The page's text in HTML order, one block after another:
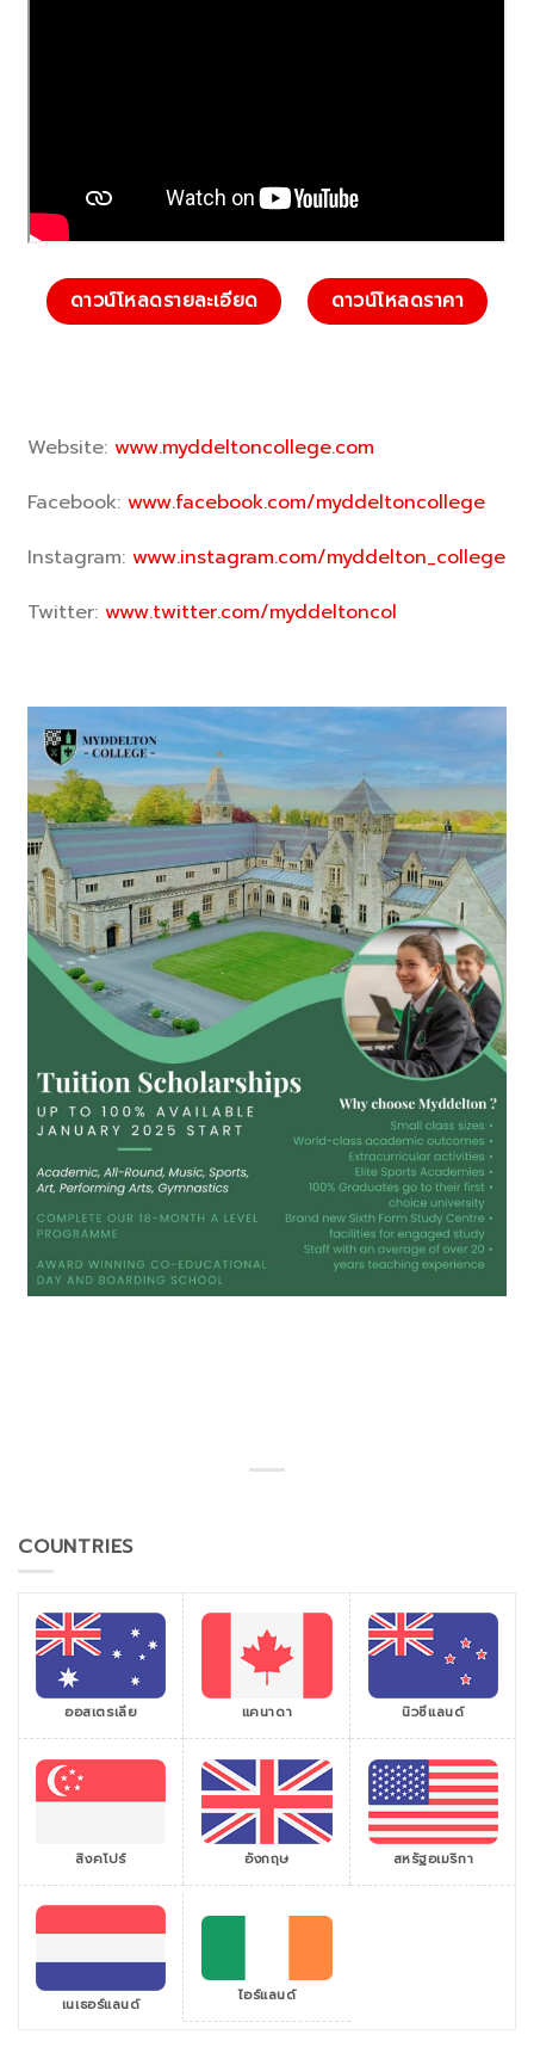
ดาวน์โหลดรายละเอียด ดาวน์โหลดราคา
Website: www.myddeltoncollege.com
Facebook: www.facebook.com/myddeltoncollege
Instagram: www.instagram.com/myddelton_college
Twitter: www.twitter.com/myddeltoncol
COUNTRIES
ออสเตรเลีย แคนาดา นิวซีแลนด์
สิงคโปร์ อังกฤษ สหรัฐอเมริกา
เนเธอร์แลนด์ ไอร์แลนด์